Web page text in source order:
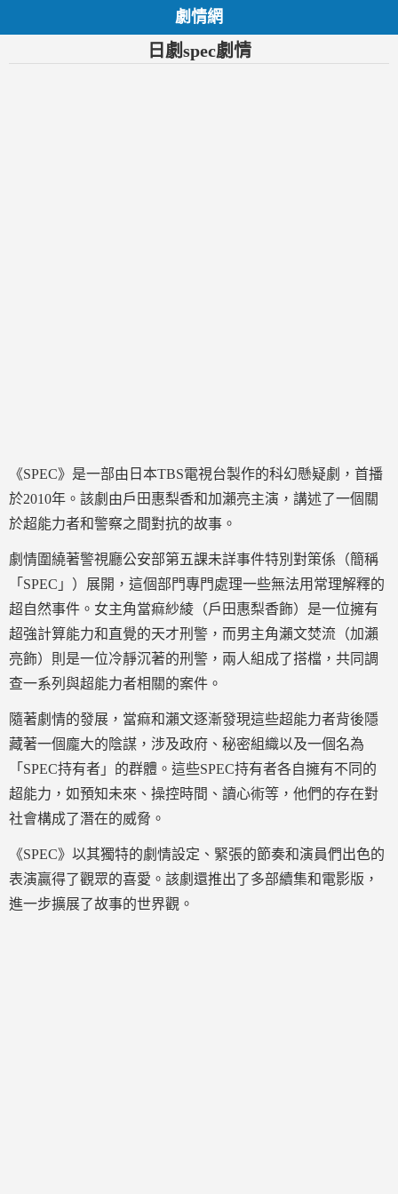
劇情網
日劇spec劇情
《SPEC》是一部由日本TBS電視台製作的科幻懸疑劇，首播
於2010年。該劇由戶田惠梨香和加瀨亮主演，講述了一個關
於超能力者和警察之間對抗的故事。
劇情圍繞著警視廳公安部第五課未詳事件特別對策係（簡稱
「SPEC」）展開，這個部門專門處理一些無法用常理解釋的
超自然事件。女主角當痲紗綾（戶田惠梨香飾）是一位擁有
超強計算能力和直覺的天才刑警，而男主角瀨文焚流（加瀨
亮飾）則是一位冷靜沉著的刑警，兩人組成了搭檔，共同調
查一系列與超能力者相關的案件。
隨著劇情的發展，當痲和瀨文逐漸發現這些超能力者背後隱
藏著一個龐大的陰謀，涉及政府、秘密組織以及一個名為
「SPEC持有者」的群體。這些SPEC持有者各自擁有不同的
超能力，如預知未來、操控時間、讀心術等，他們的存在對
社會構成了潛在的威脅。
《SPEC》以其獨特的劇情設定、緊張的節奏和演員們出色的
表演贏得了觀眾的喜愛。該劇還推出了多部續集和電影版，
進一步擴展了故事的世界觀。